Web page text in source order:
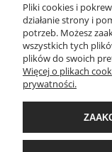
Pliki cookies i
działanie strony i
potrzeb. Możesz
wszystkich tych
plików do swoich
Więcej o plikach
prywatności.